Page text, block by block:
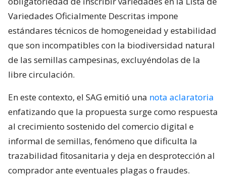
Variedades Oficialmente Descritas impone
estándares técnicos de homogeneidad y estabilidad
que son incompatibles con la biodiversidad natural
de las semillas campesinas, excluyéndolas de la
libre circulación.
En este contexto, el SAG emitió una nota aclaratoria
enfatizando que la propuesta surge como respuesta
al crecimiento sostenido del comercio digital e
informal de semillas, fenómeno que dificulta la
trazabilidad fitosanitaria y deja en desprotección al
comprador ante eventuales plagas o fraudes.